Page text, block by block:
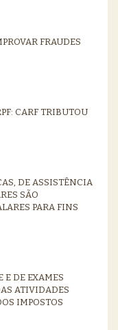
FRAUDES
CARF TRIBUTOU
DE ASSISTÊNCIA
SÃO
PARA FINS
E DE EXAMES
ATIVIDADES
IMPOSTOS